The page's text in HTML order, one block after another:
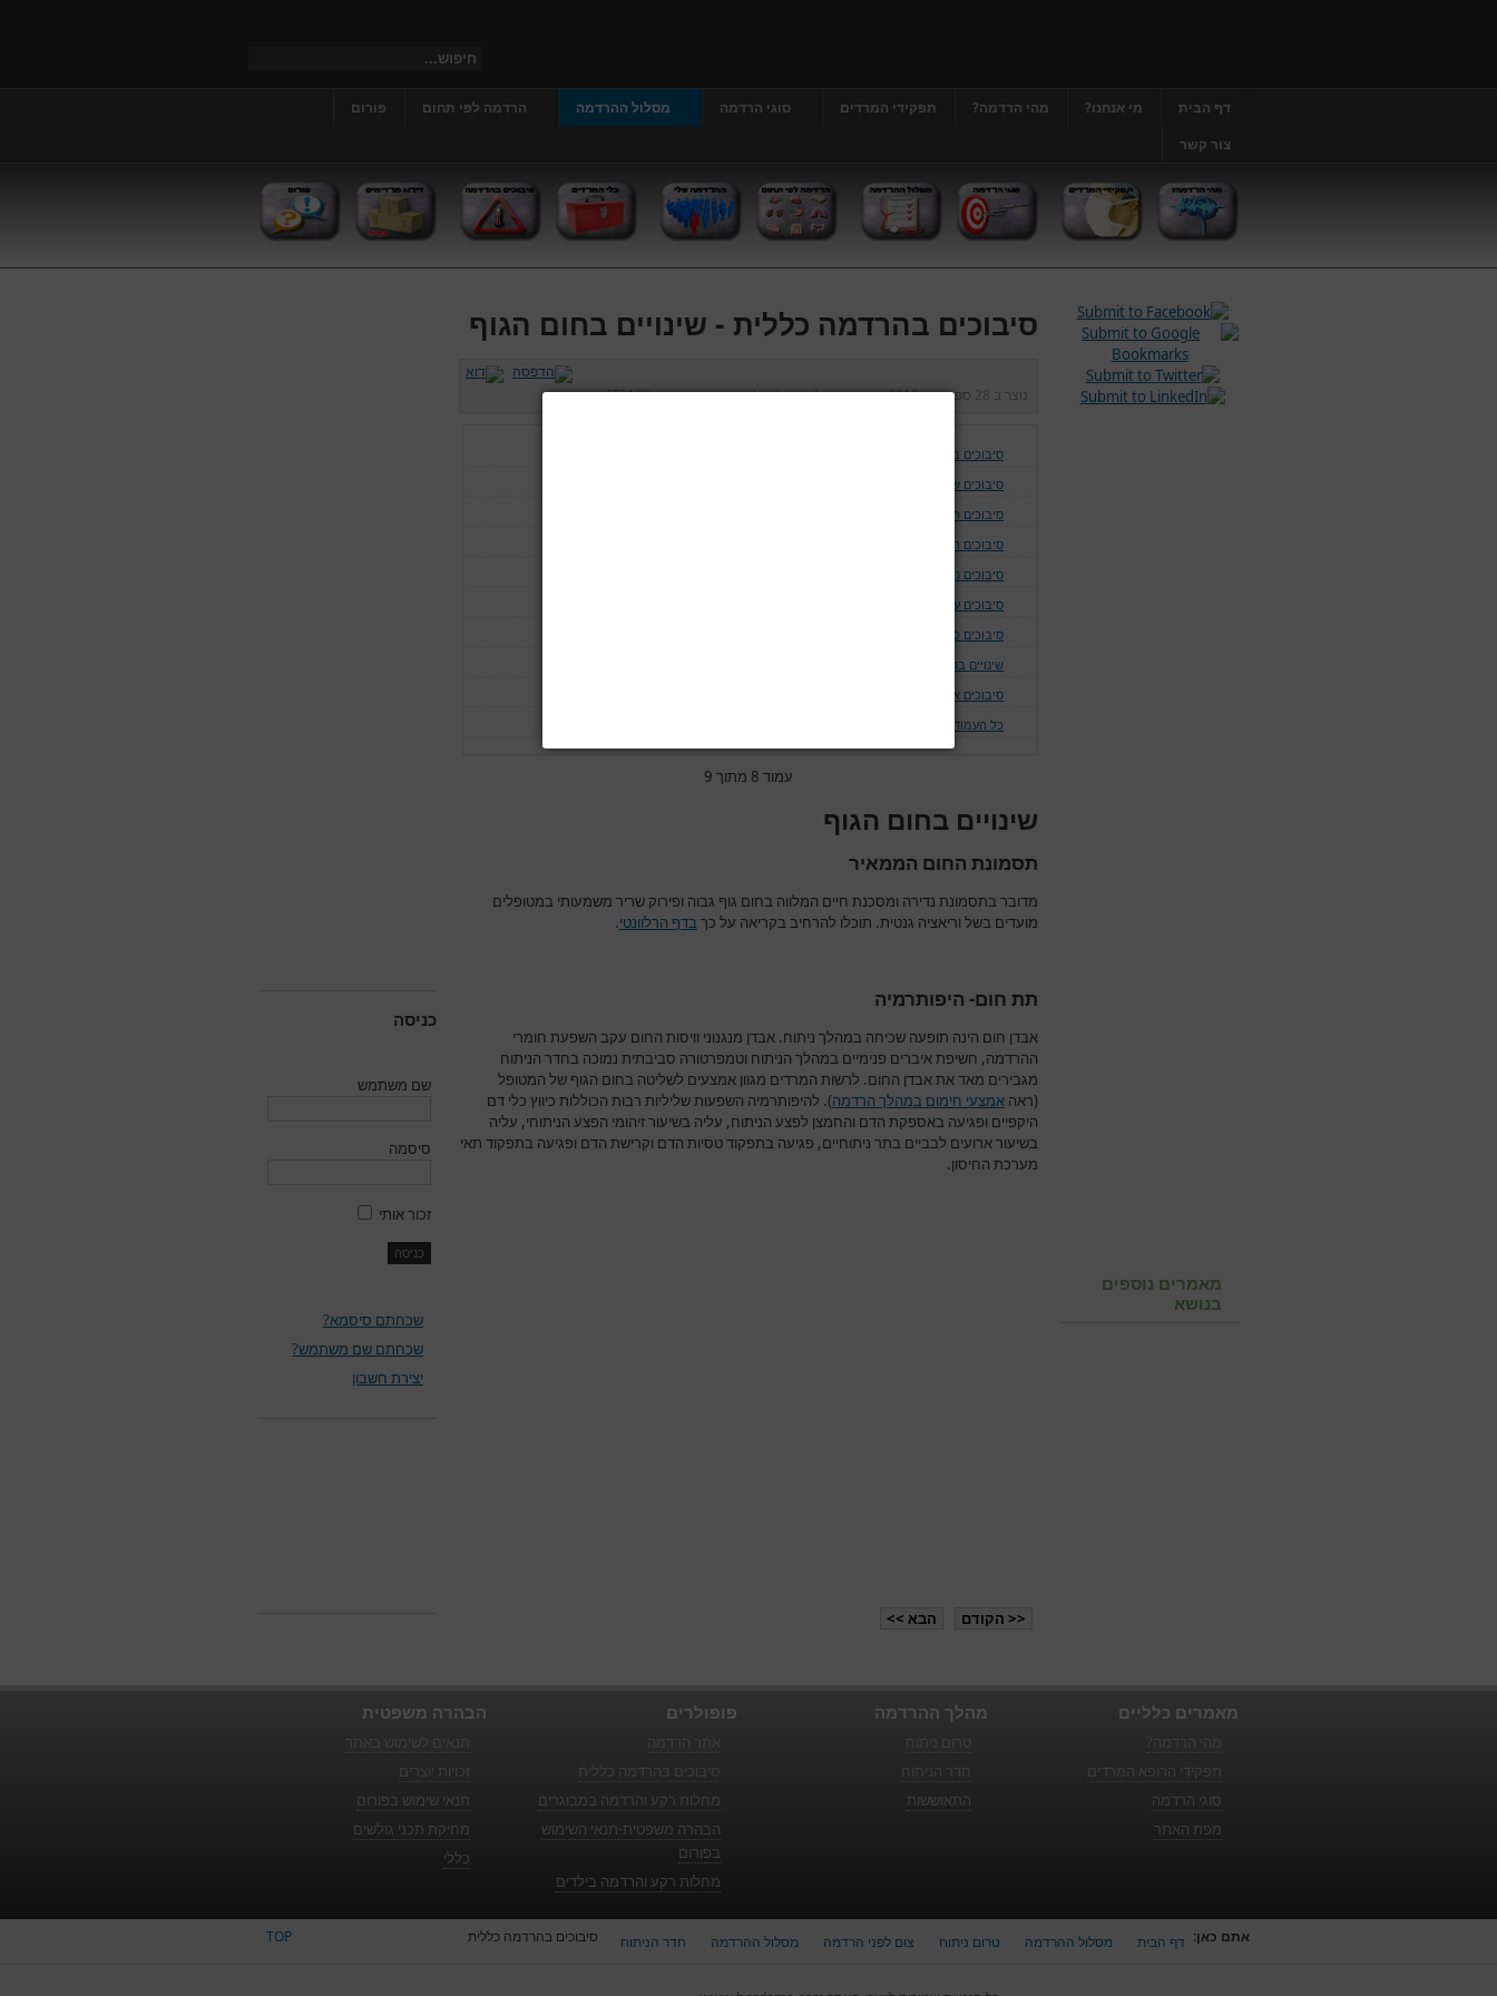
דף הבית מי אנחנו? מהי הרדמה? תפקידי המרדים סוגי הרדמה מסלול ההרדמה הרדמה לפי תחום
פורום
צור קשר
סיבוכים בהרדמה כללית - שינויים בחום הגוף
נוצר ב 28 ספטמבר 2012 נכתב על ידידר' גרג'י יונתן כניסות:475192
סיבוכים בהרדמה כללית
סיבוכים של נתיב האויר ומערכת הנשימה
סיבוכים המודינמים
סיבוכים המאטולוגים
סיבוכים נוירולוגים ושריריים
סיבוכים עיניים
סיבוכים כליתיים
שינויים בחום הגוף
סיבוכים אחרים
כל העמודים
עמוד 8 מתוך 9
שינויים בחום הגוף
תסמונת החום הממאיר
מדובר בתסמונת נדירה ומסכנת חיים המלווה בחום גוף גבוה ופירוק שריר משמעותי במטופלים
מועדים בשל וריאציה גנטית. תוכלו להרחיב בקריאה על כךבדף הרלוונטי.
תת חום- היפותרמיה
אבדן חום הינה תופעה שכיחה במהלך ניתוח. אבדן מנגנוני וויסות החום עקב השפעת חומרי
ההרדמה, חשיפת איברים פנימיים במהלך הניתוח וטמפרטורה סביבתית נמוכה בחדר הניתוח
מגבירים מאד את אבדן החום. לרשות המרדים מגוון אמצעים לשליטה בחום הגוף של המטופל
(ראה אמצעי חימום במהלך הרדמה). להיפותרמיה השפעות שליליות רבות הכוללות כיווץ כלי דם
היקפיים ופגיעה באספקת הדם והחמצן לפצע הניתוח, עליה בשיעור זיהומי הפצע הניתוחי, עליה
בשיעור ארועים לבביים בתר ניתוחיים, פגיעה בתפקוד טסיות הדם וקרישת הדם ופגיעה בתפקוד תאי
מערכת החיסון.
<< הקודם הבא >>
כניסה
שם משתמש
סיסמה
זכור אותי
שכחתם סיסמא?
שכחתם שם משתמש?
יצירת חשבון
מאמרים נוספים
בנושא
הבהרה משפטית
זכויות יוצרים
תנאי שימוש בפורום
מחיקת תכני גולשים
כללי
פופולרים
סיבוכים בהרדמה כללית
מחלות רקע והרדמה במבוגרים
הבהרה משפטית-תנאי השימוש
בפורום
מחלות רקע והרדמה בילדים
מהלך ההרדמה
חדר הניתוח
התאוששות
מאמרים כלליים
תפקידי הרופא המרדים
סוגי הרדמה
מפת האתר
אתם כאן: דף הבית מסלול ההרדמה טרום ניתוח צום לפני הרדמה מסלול ההרדמה חדר הניתוח סיבוכים בהרדמה כללית TOP